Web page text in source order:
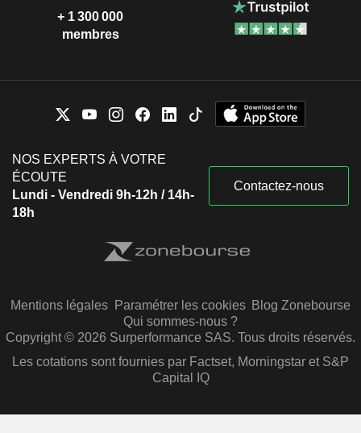
+ 1 300 000
membres
NOS EXPERTS À VOTRE
ÉCOUTE
Lundi - Vendredi 9h-12h / 14h-
18h
Contactez-nous
Mentions légales Paramétrer les cookies Blog Zonebourse
Qui sommes-nous ?
Copyright © 2026 Surperformance SAS. Tous droits réservés.
Les cotations sont fournies par Factset, Morningstar et S&P
Capital IQ